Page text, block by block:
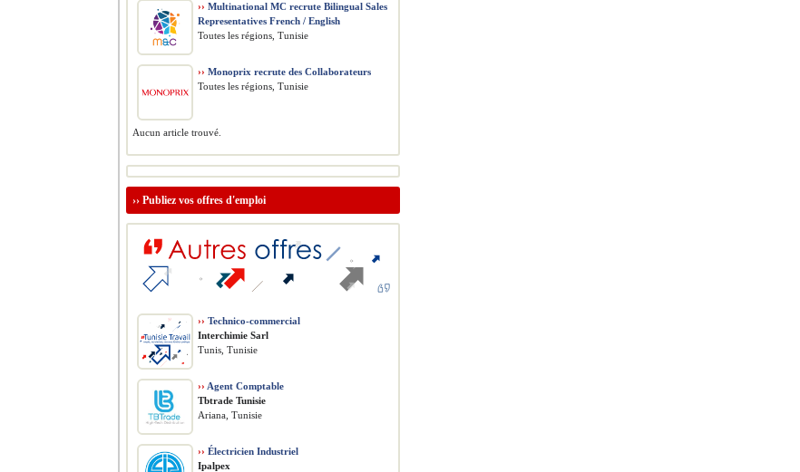
›› Multinational MC recrute Bilingual Sales
Representatives French / English
Toutes les régions, Tunisie
›› Monoprix recrute des Collaborateurs
Toutes les régions, Tunisie
Aucun article trouvé.
›› Publiez vos offres d'emploi
›› Technico-commercial
Interchimie Sarl
Tunis, Tunisie
›› Agent Comptable
Tbtrade Tunisie
Ariana, Tunisie
›› Électricien Industriel
Ipalpex